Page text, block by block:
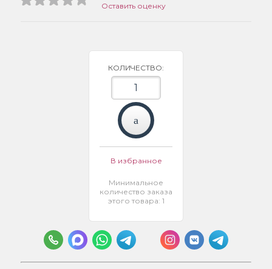
Оставить оценку
КОЛИЧЕСТВО:
В избранное
Минимальное
количество заказа
этого товара: 1